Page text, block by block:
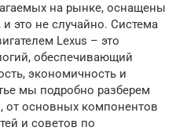
на рынке, оснащены
это не случайно. Система
Lexus – это
обеспечивающий
экономичность и
мы подробно разберем
от основных компонентов
и советов по